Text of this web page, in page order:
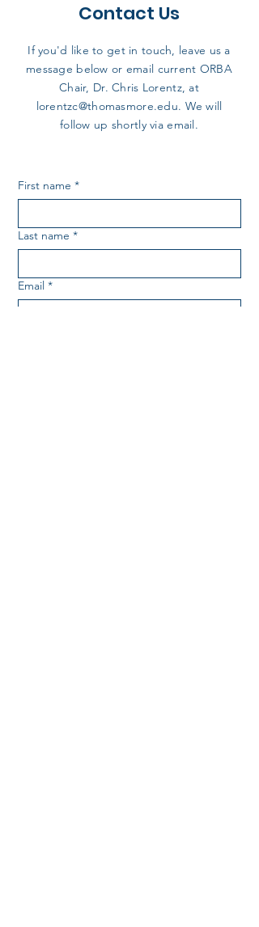
Contact Us
If you'd like to get in touch, leave us a
message below or email current ORBA
Chair, Dr. Chris Lorentz, at
lorentzc@thomasmore.edu. We will
follow up shortly via email.
First name *
Last name *
Email *